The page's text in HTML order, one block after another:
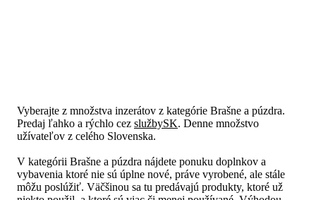
Vyberajte z množstva inzerátov z kategórie Brašne a púzdra.
Predaj ľahko a rýchlo cez službySK. Denne množstvo
užívateľov z celého Slovenska.
V kategórii Brašne a púzdra nájdete ponuku doplnkov a
vybavenia ktoré nie sú úplne nové, práve vyrobené, ale stále
môžu poslúžiť. Väčšinou sa tu predávajú produkty, ktoré už